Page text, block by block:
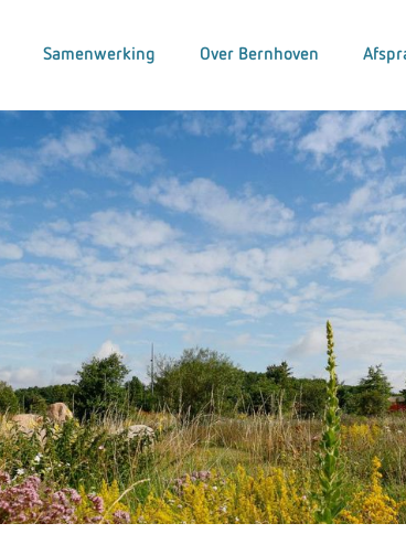
Samenwerking Over Bernhoven